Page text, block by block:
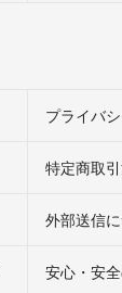
プライバ
特定商取
外部送信
安心・安